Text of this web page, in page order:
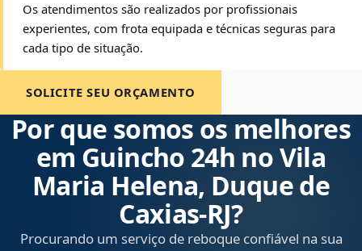
Os atendimentos são realizados por profissionais
experientes, com frota equipada e técnicas seguras para
cada tipo de situação.
SOLICITE SEU ORÇAMENTO
Por que somos os melhores
em Guincho 24h no Vila
Maria Helena, Duque de
Caxias‑RJ?
Procurando um serviço de reboque confiável na sua